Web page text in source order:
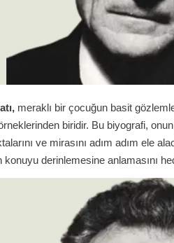
meraklı bir çocuğun basit
örneklerinden biridir. Bu biyografi,
ve mirasını adım adım ele
derinlemesine anlamasını